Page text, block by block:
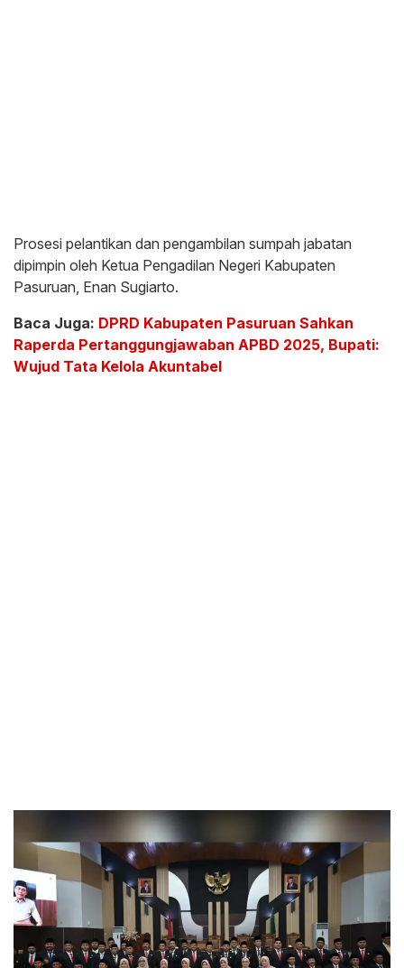
Prosesi pelantikan dan pengambilan sumpah jabatan
dipimpin oleh Ketua Pengadilan Negeri Kabupaten
Pasuruan, Enan Sugiarto.
Baca Juga: DPRD Kabupaten Pasuruan Sahkan
Raperda Pertanggungjawaban APBD 2025, Bupati:
Wujud Tata Kelola Akuntabel